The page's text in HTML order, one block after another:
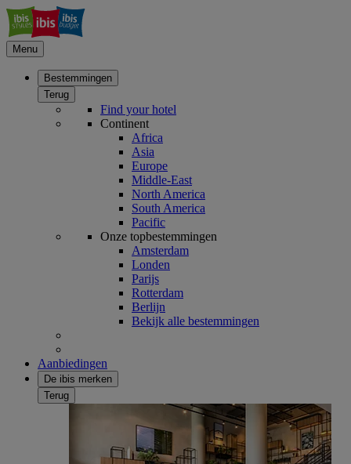
Menu
Bestemmingen
Terug
Find your hotel
Continent
Africa
Asia
Europe
Middle-East
North America
South America
Pacific
Onze topbestemmingen
Amsterdam
Londen
Parijs
Rotterdam
Berlijn
Bekijk alle bestemmingen
Aanbiedingen
De ibis merken
Terug